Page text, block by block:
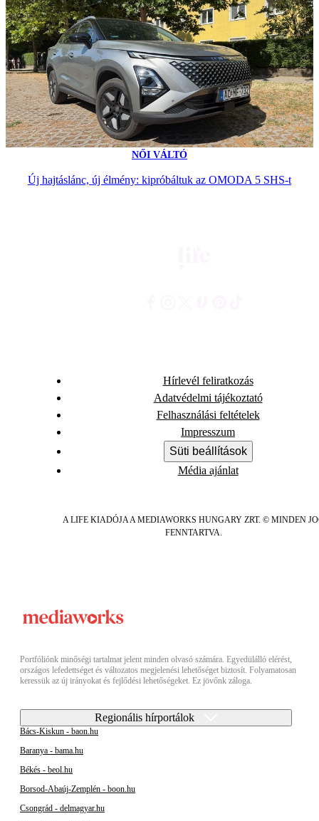
NŐI VÁLTÓ
Új hajtáslánc, új élmény: kipróbáltuk az OMODA 5 SHS-t
Hírlevél feliratkozás
Adatvédelmi tájékoztató
Felhasználási feltételek
Impresszum
Süti beállítások
Média ajánlat
A LIFE KIADÓJA A MEDIAWORKS HUNGARY ZRT. © MINDEN
FENNTARTVA.
Portfóliónk minőségi tartalmat jelent minden olvasó számára. Egyedülálló elérést,
országos lefedettséget és változatos megjelenési lehetőséget biztosít. Folyamatosan
keressük az új irányokat és fejlődési lehetőségeket. Ez jövőnk záloga.
Regionális hírportálok
Bács-Kiskun - baon.hu
Baranya - bama.hu
Békés - beol.hu
Borsod-Abaúj-Zemplén - boon.hu
Csongrád - delmagyar.hu